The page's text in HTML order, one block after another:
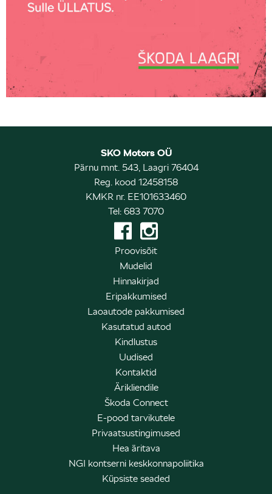
SKO Motors OÜ
Pärnu mnt. 543, Laagri 76404
Reg. kood 12458158
KMKR nr. EE101633460
Tel: 683 7070
Proovisõit
Mudelid
Hinnakirjad
Eripakkumised
Laoautode pakkumised
Kasutatud autod
Kindlustus
Uudised
Kontaktid
Ärikliendile
Škoda Connect
E-pood tarvikutele
Privaatsustingimused
Hea äritava
NGI kontserni keskkonnapoliitika
Küpsiste seaded